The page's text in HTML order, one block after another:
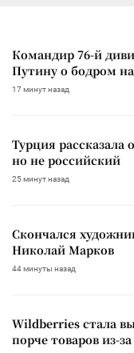
Командир 76-й
Путину о бодром
17 минут назад
Турция рассказала
но не российский
25 минут назад
Скончался
Николай Марков
44 минуты назад
Wildberries стала
порче товаров из-